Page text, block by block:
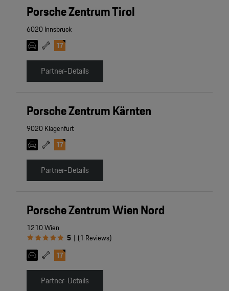
Porsche Zentrum Tirol
6020 Innsbruck
Partner-Details
Porsche Zentrum Kärnten
9020 Klagenfurt
Partner-Details
Porsche Zentrum Wien Nord
1210 Wien
5 | (1 Reviews)
Partner-Details